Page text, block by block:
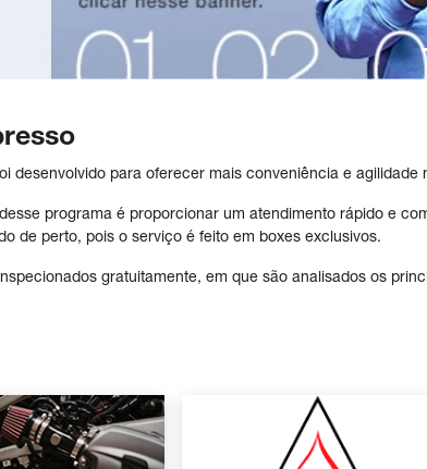
desenvolvido para oferecer mais conveniência e
programa é proporcionar um atendimento rápido e
de perto, pois o serviço é feito em boxes exclusivos.
gratuitamente, em que são analisados os